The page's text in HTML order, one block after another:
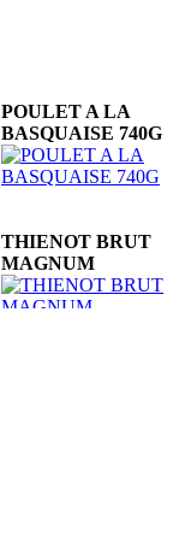
POULET A LA
BASQUAISE 740G
THIENOT BRUT
MAGNUM